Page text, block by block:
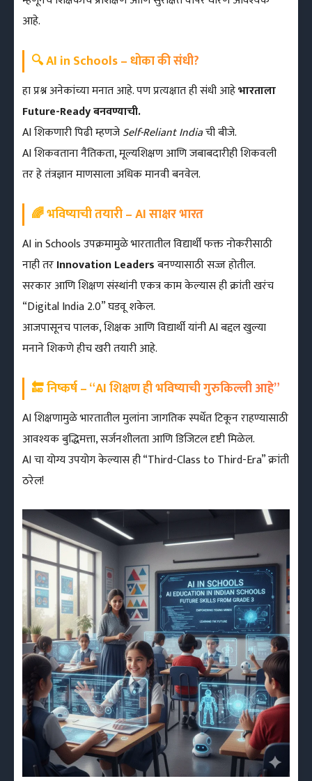
आहे.
🔍 AI in Schools – धोका की संधी?
हा प्रश्न अनेकांच्या मनात आहे. पण प्रत्यक्षात ही संधी आहेभारताला
Future-Ready बनवण्याची.
AI शिकणारी पिढी म्हणजेSelf-Reliant Indiaची बीजे.
AI शिकवताना नैतिकता, मूल्यशिक्षण आणि जबाबदारीही शिकवली
तर हे तंत्रज्ञान माणसाला अधिक मानवी बनवेल.
🌈 भविष्याची तयारी – AI साक्षर भारत
AI in Schools उपक्रमामुळे भारतातील विद्यार्थी फक्त नोकरीसाठी
नाही तरInnovation Leadersबनण्यासाठी सज्ज होतील.
सरकार आणि शिक्षण संस्थांनी एकत्र काम केल्यास ही क्रांती खरंच
“Digital India 2.0” घडवू शकेल.
आजपासूनच पालक, शिक्षक आणि विद्यार्थी यांनी AI बद्दल खुल्या
मनाने शिकणे हीच खरी तयारी आहे.
🔚 निष्कर्ष – “AI शिक्षण ही भविष्याची गुरुकिल्ली आहे”
AI शिक्षणामुळे भारतातील मुलांना जागतिक स्पर्धेत टिकून राहण्यासाठी
आवश्यक बुद्धिमत्ता, सर्जनशीलता आणि डिजिटल दृष्टी मिळेल.
AI चा योग्य उपयोग केल्यास ही “Third-Class to Third-Era” क्रांती
ठरेल!